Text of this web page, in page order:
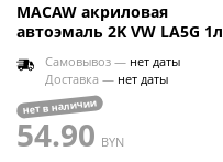
MACAW акриловая
автоэмаль 2K VW LA5G 1л
Самовывоз — нет даты
Доставка — нет даты
нет в наличии
54.90 BYN